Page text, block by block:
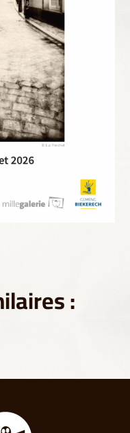
: